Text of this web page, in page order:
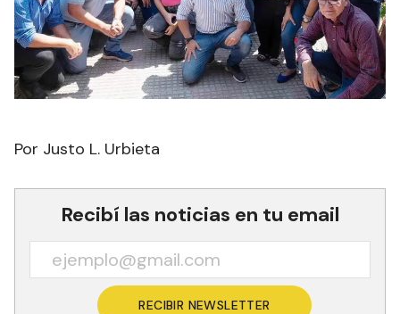
Por Justo L. Urbieta
Recibí las noticias en tu email
RECIBIR NEWSLETTER